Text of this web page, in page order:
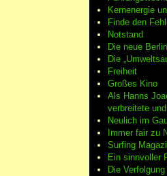
Kernenergie
Finde den
Notstand
Die neue
Die
Freiheit
Großes Kino
Als Hanns
verbreitete
Neulich im
Immer fair zu
Surfing
Ein sinnvoller
Die